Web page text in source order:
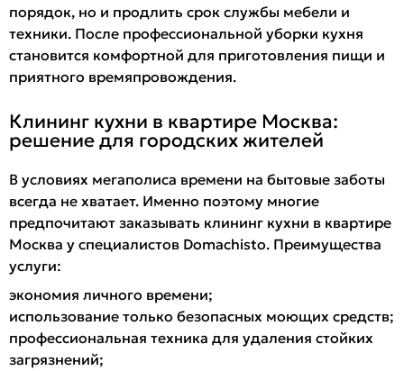
порядок, но и продлить срок службы мебели и
техники. После профессиональной уборки кухня
становится комфортной для приготовления пищи и
приятного времяпровождения.
Клининг кухни в квартире Москва:
решение для городских жителей
В условиях мегаполиса времени на бытовые заботы
всегда не хватает. Именно поэтому многие
предпочитают заказывать клининг кухни в квартире
Москва у специалистов Domachisto. Преимущества
услуги:
экономия личного времени;
использование только безопасных моющих средств;
профессиональная техника для удаления стойких
загрязнений;